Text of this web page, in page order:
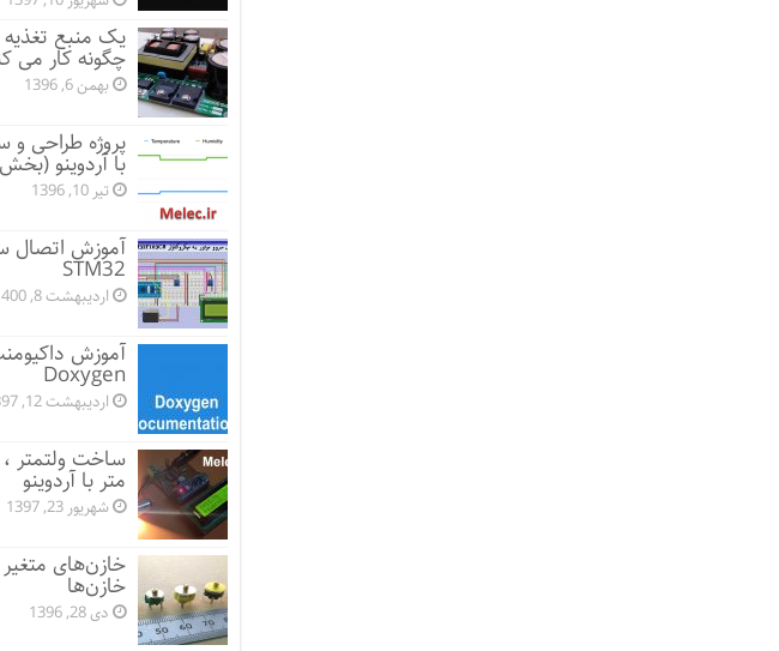
یک منبع
چگونه کار می
بهمن 6, 1396
پروژه طراحی و
با آردوینو
تیر 10, 1396
آموزش اتصال
STM32
اردیبهشت 8, 1400
آموزش
Doxygen
اردیبهشت 12, 1397
ساخت ولتمتر ،
متر با آردوینو
شهریور 23, 1397
خازن‌های متغیر
خازن‌ها
دی 28, 1396